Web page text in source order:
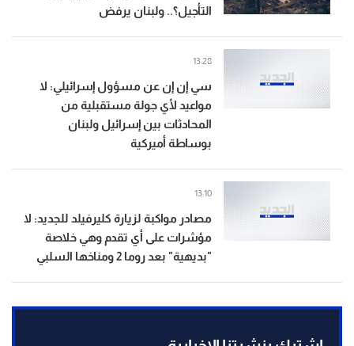
التأجيل؟.. ولبنان يرفض
سي إن إن عن مسؤول إسرائيلي: لا
مواعيد لأي جولة مستقبلية من
المحادثات بين إسرائيل ولبنان
بوساطة أميركية
13:28
مصادر مواكبة لزيارة كليرفيلد للجديد: لا
مؤشرات على أي تقدم وهي خلاصة
"بديهية" بعد روما 2 ومناخها السلبي
13:10